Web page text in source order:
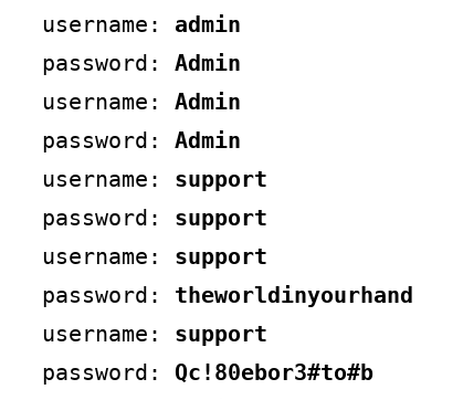
username: admin
password: Admin
username: Admin
password: Admin
username: support
password: support
username: support
password: theworldinyourhand
username: support
password: Qc!80ebor3#to#b